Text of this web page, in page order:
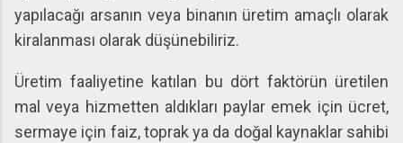
yapılacağı arsanın veya binanın üretim amaçlı olarak
kiralanması olarak düşünebiliriz.
Üretim faaliyetine katılan bu dört faktörün üretilen
mal veya hizmetten aldıkları paylar emek için ücret,
sermaye için faiz, toprak ya da doğal kaynaklar sahibi